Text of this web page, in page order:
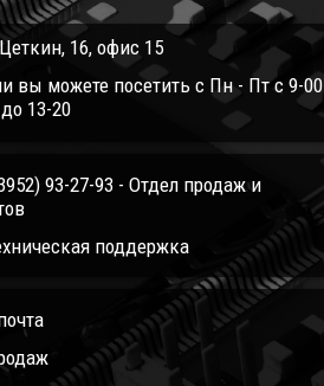
16, офис 15
вы можете посетить с Пн - Пт с 9-00
13-20
93-27-93 - Отдел продаж и
поддержка